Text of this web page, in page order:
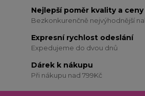
Nejlepší poměr kvality a ceny
Bezkonkurenčně nejvýhodnější
Expresní rychlost odeslání
Expedujeme do dvou dnů
Dárek k nákupu
Při nákupu nad 799Kč